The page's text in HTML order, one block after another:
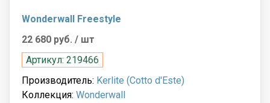
Wonderwall Freestyle
22 680 руб. / шт
Артикул: 219466
Производитель: Kerlite (Cotto d'Este)
Коллекция: Wonderwall